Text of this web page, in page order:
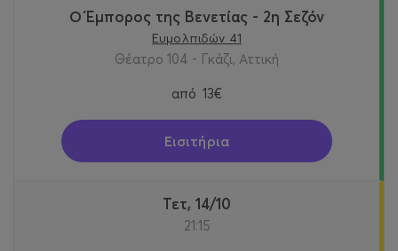
Ο Έμπορος της Βενετίας - 2η Σεζόν
Ευμολπιδών 41
Θέατρο 104 - Γκάζι, Αττική
από 13€
Εισιτήρια
Τετ, 14/10
21:15